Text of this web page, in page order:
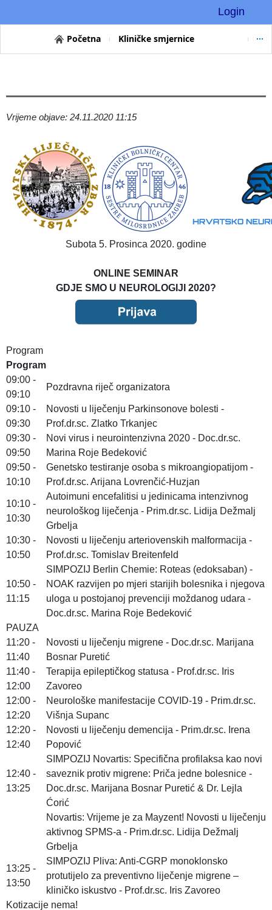
Login
Početna Kliničke smjernice
Vrijeme objave: 24.11.2020 11:15
Subota 5. Prosinca 2020. godine
ONLINE SEMINAR
GDJE SMO U NEUROLOGIJI 2020?
Program
Program
09:00 -
09:10
Pozdravna riječ organizatora
09:10 -
09:30
Novosti u liječenju Parkinsonove bolesti -
Prof.dr.sc. Zlatko Trkanjec
09:30 -
09:50
Novi virus i neurointenzivna 2020 - Doc.dr.sc.
Marina Roje Bedeković
09:50 -
10:10
Genetsko testiranje osoba s mikroangiopatijom -
Prof.dr.sc. Arijana Lovrenčić-Huzjan
10:10 -
10:30
Autoimuni encefalitisi u jedinicama intenzivnog
neurološkog liječenja - Prim.dr.sc. Lidija Dežmalj
Grbelja
10:30 -
10:50
Novosti u liječenju arteriovenskih malformacija -
Prof.dr.sc. Tomislav Breitenfeld
10:50 -
11:15
SIMPOZIJ Berlin Chemie: Roteas (edoksaban) -
NOAK razvijen po mjeri starijih bolesnika i njegova
uloga u postojanoj prevenciji moždanog udara -
Doc.dr.sc. Marina Roje Bedeković
PAUZA
11:20 -
11:40
Novosti u liječenju migrene - Doc.dr.sc. Marijana
Bosnar Puretić
11:40 -
12:00
Terapija epileptičkog statusa - Prof.dr.sc. Iris
Zavoreo
12:00 -
12:20
Neurološke manifestacije COVID-19 - Prim.dr.sc.
Višnja Supanc
12:20 -
12:40
Novosti u liječenju demencija - Prim.dr.sc. Irena
Popović
12:40 -
13:25
SIMPOZIJ Novartis: Specifična profilaksa kao novi
saveznik protiv migrene: Priča jedne bolesnice -
Doc.dr.sc. Marijana Bosnar Puretić & Dr. Lejla
Ćorić
Novartis: Vrijeme je za Mayzent! Novosti u liječenju
aktivnog SPMS-a - Prim.dr.sc. Lidija Dežmalj
Grbelja
13:25 -
13:50
SIMPOZIJ Pliva: Anti-CGRP monoklonsko
protutijelo za preventivno liječenje migrene –
kliničko iskustvo - Prof.dr.sc. Iris Zavoreo
Kotizacije nema!